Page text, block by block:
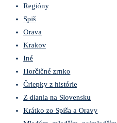
Regióny
Spiš
Orava
Krakov
Iné
Horčičné zrnko
Čriepky z histórie
Z diania na Slovensku
Krátko zo Spiša a Oravy